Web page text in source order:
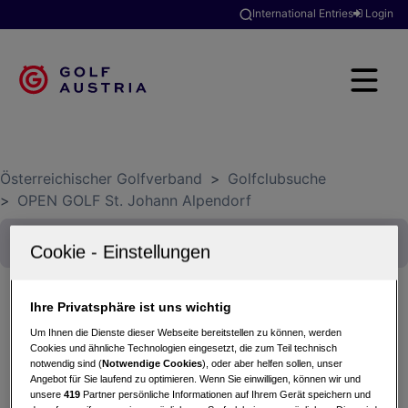
International Entries Login
Österreichischer Golfverband > Golfclubsuche
> OPEN GOLF St. Johann Alpendorf
Turnier der GPS Golfschule Rodney Richards
03.05.2025 - Einzel (Stableford)
OPEN GOLF St. Johann Alpendorf
Ihre Privatsphäre ist uns wichtig
Um Ihnen die Dienste dieser Webseite bereitstellen zu können, werden
Cookies und ähnliche Technologien eingesetzt, die zum Teil technisch
notwendig sind (Notwendige Cookies), oder aber helfen sollen, unser
Angebot für Sie laufend zu optimieren. Wenn Sie einwilligen, können wir und
unsere419 Partner persönliche Informationen auf Ihrem Gerät speichern und